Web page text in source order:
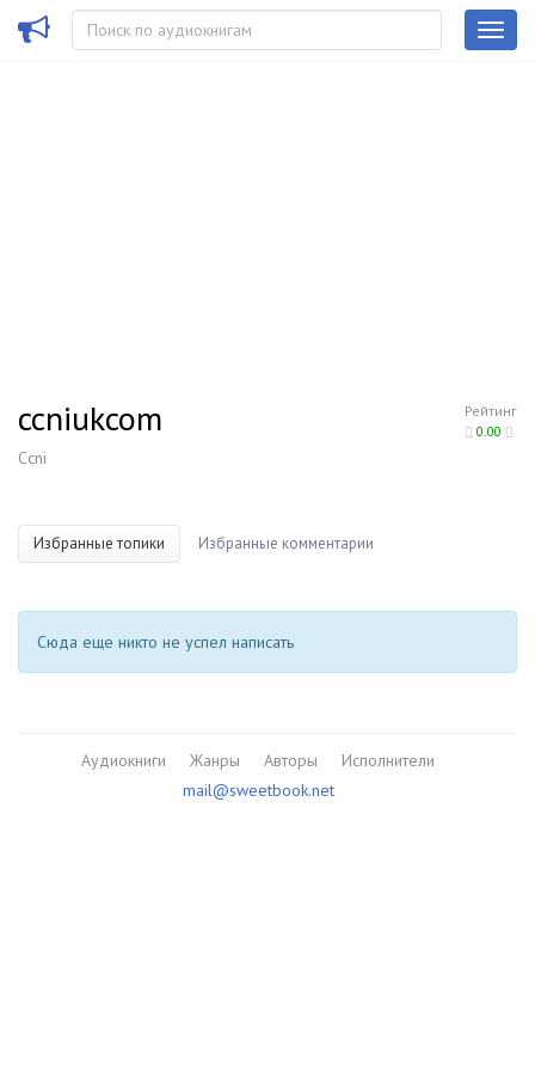
Рейтинг
0.00
ccniukcom
Ccni
Избранные топики Избранные комментарии
Сюда еще никто не успел написать
Аудиокниги Жанры Авторы
Исполнители
mail@sweetbook.net